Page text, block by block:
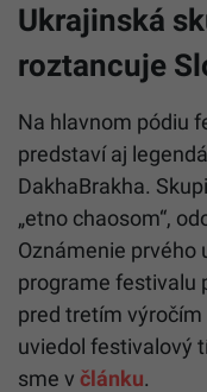
Ukrajinská
roztancuje
Na hlavnom pódiu
predstaví aj
DakhaBrakha.
„etno chaosom“,
Oznámenie prvého
programe festivalu
pred tretím výročím
uviedol festivalový
sme v článku.